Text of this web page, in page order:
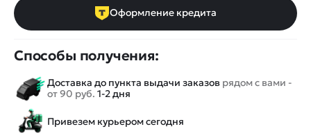
Оформление кредита
Способы получения:
Доставка до пункта выдачи заказов рядом с вами -
от 90 руб. 1-2 дня
Привезем курьером сегодня
Запчасти для моделей